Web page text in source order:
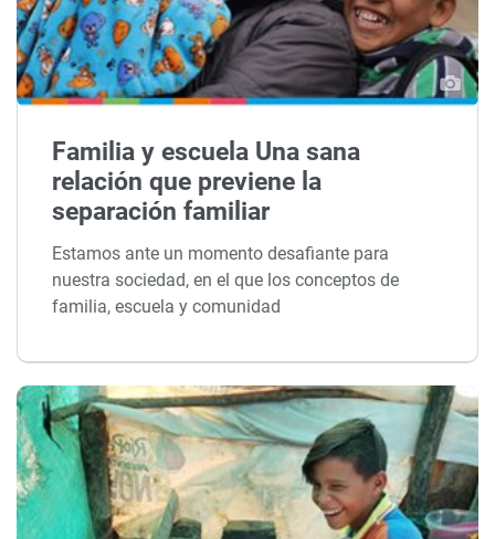
Familia y escuela Una sana
relación que previene la
separación familiar
Estamos ante un momento desafiante para
nuestra sociedad, en el que los conceptos de
familia, escuela y comunidad